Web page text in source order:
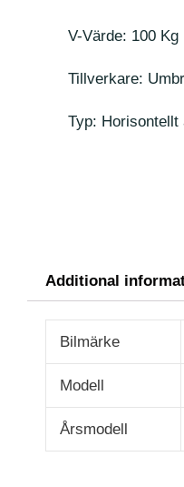
V-Värde: 100 Kg
Tillverkare:
Typ: Horisontellt
Additional
Bilmärke
Modell
Årsmodell